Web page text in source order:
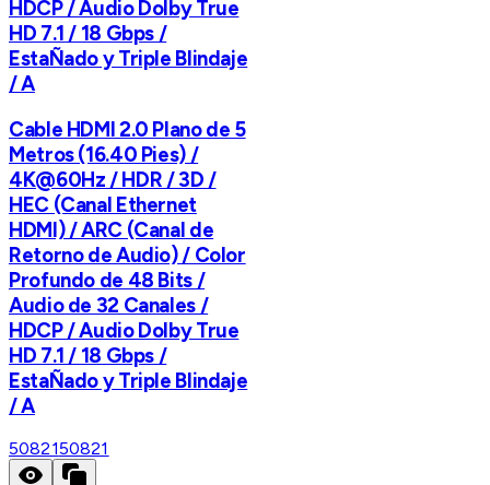
HDCP / Audio Dolby True
HD 7.1 / 18 Gbps /
EstaÑado y Triple Blindaje
/ A
Cable HDMI 2.0 Plano de 5
Metros (16.40 Pies) /
4K@60Hz / HDR / 3D /
HEC (Canal Ethernet
HDMI) / ARC (Canal de
Retorno de Audio) / Color
Profundo de 48 Bits /
Audio de 32 Canales /
HDCP / Audio Dolby True
HD 7.1 / 18 Gbps /
EstaÑado y Triple Blindaje
/ A
5082150821